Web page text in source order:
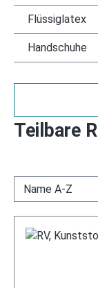
Flüssiglatex
Handschuhe
Teilbare